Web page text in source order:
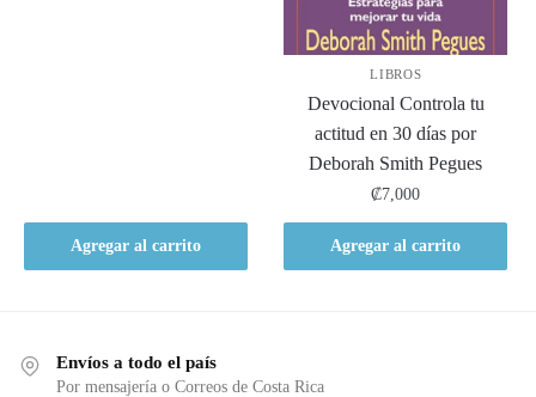
Agregar al carrito
LIBROS
Devocional Controla tu
actitud en 30 días por
Deborah Smith Pegues
₡7,000
Agregar al carrito
Envíos a todo el país
Por mensajería o Correos de Costa Rica